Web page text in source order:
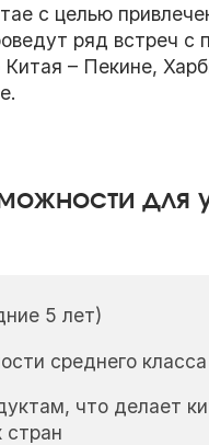
с целью
ряд встреч с
– Пекине,
для
5 лет)
среднего класса
что делает
стран